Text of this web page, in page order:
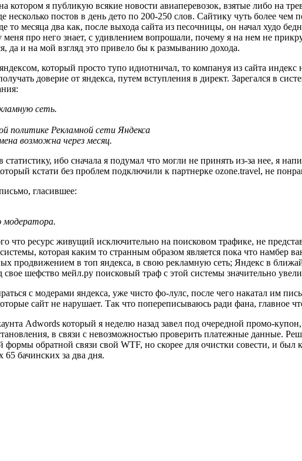
котором я публикую всякие новости авиаперевозок, взятые либо на
несколько постов в день дето по 200-250 слов. Сайтику чуть более
месяца два как, после выхода сайта из песочницы, он начал худо
меня про него знает, с удивлением вопрошали, почему я на нем не
да и на мой взгляд это привело бы к размыванию дохода.
который просто тупо идиотничал, то компануя из сайта
доверие от яндекса, путем вступления в директ. Зарегался в
сеть.
политике Рекламной сети Яндекса
возможна через месяц.
ибо сначала я подумал что могли не принять из-за нее, я
кстати без проблем подключили к партнерке ozone.travel, не
гласившее:
модератора.
что ресурс живущий исключительно на поисковом трафике, не
которая каким то странным образом является пока что намбер
продвижением в топ яндекса, в свою рекламную сеть; Яндекс в
свое шефство мейл.ру поисковый траф с этой системы значительно
с модерами яндекса, уже чисто фо-лулс, после чего накатал им
сайт не нарушает. Так что попереписываюсь ради фана, главное
Adwords который я неделю назад завел под очередной промо-
в связи с невозможностью проверить платежные данные.
обратной связи свой WTF, но скорее для очистки совести, и
бачинских за два дня.